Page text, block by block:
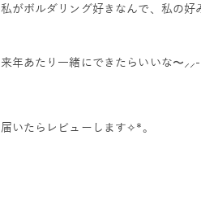
私がボルダリング好きなんで、私の
来年あたり一緒にできたらいいな〜
届いたらレビューします✧︎*。